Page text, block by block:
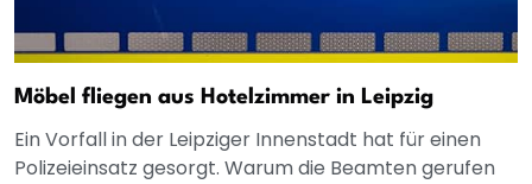
Möbel fliegen aus Hotelzimmer in Leipzig
Ein Vorfall in der Leipziger Innenstadt hat für einen
Polizeieinsatz gesorgt. Warum die Beamten gerufen